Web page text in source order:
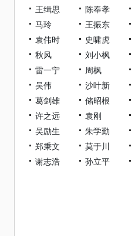
王缉思
陈奉孝
马玲
王振东
袁伟时
史啸虎
秋风
刘小枫
雷一宁
周枫
吴伟
沙叶新
葛剑雄
储昭根
许之远
袁刚
吴励生
朱学勤
郑秉文
莫于川
谢志浩
孙立平